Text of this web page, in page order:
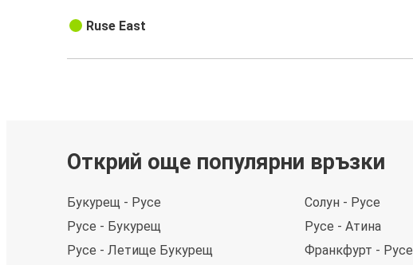
Ruse East
Открий още популярни връзки
Букурещ - Русе
Русе - Букурещ
Русе - Летище Букурещ
Солун - Русе
Русе - Атина
Франкфурт - Русе